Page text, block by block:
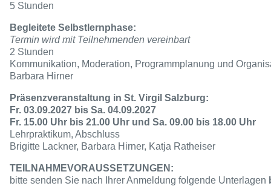
5 Stunden
Begleitete Selbstlernphase:
Termin wird mit Teilnehmenden vereinbart
2 Stunden
Kommunikation, Moderation, Programmplanung und
Barbara Hirner
Präsenzveranstaltung in St. Virgil Salzburg:
Fr. 03.09.2027 bis Sa. 04.09.2027
Fr. 15.00 Uhr bis 21.00 Uhr und Sa. 09.00 bis 18.00 Uhr
Lehrpraktikum, Abschluss
Brigitte Lackner, Barbara Hirner, Katja Ratheiser
TEILNAHMEVORAUSSETZUNGEN:
bitte senden Sie nach Ihrer Anmeldung folgende Unterlagen